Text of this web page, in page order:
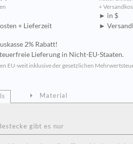
+ Lieferzeit
+
► in $
►
2% Rabatt!
Lieferung in Nicht-EU-Staaten.
EU-weit inklusive der gesetzlichen
gibt es nur
Material